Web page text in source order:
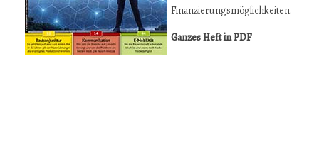
Finanzierungsmöglichkeiten.
Ganzes Heft in PDF